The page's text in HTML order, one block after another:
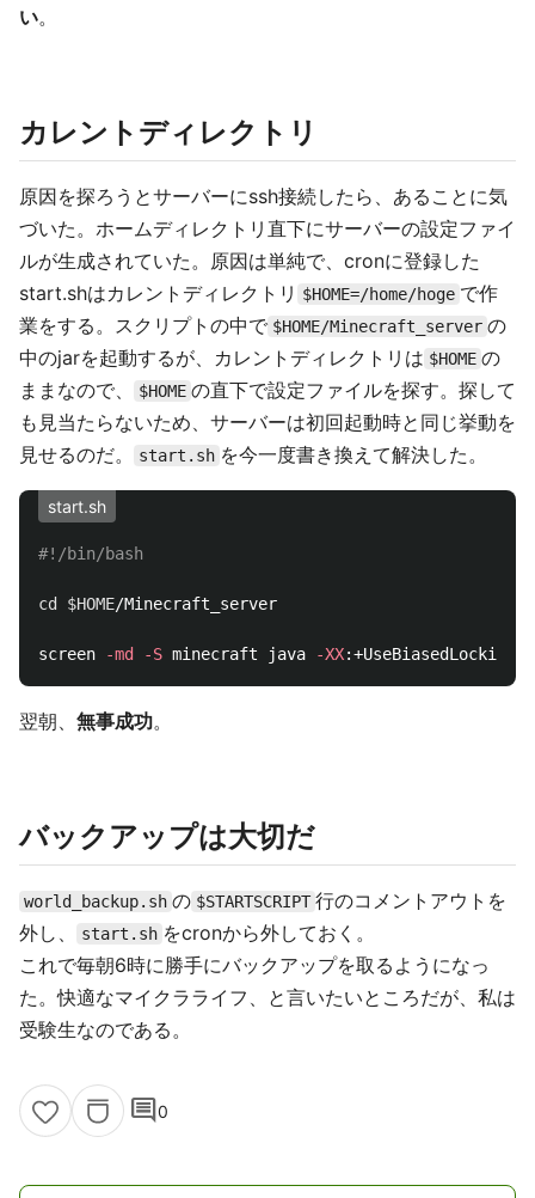
い。
カレントディレクトリ
原因を探ろうとサーバーにssh接続したら、あることに気
づいた。ホームディレクトリ直下にサーバーの設定ファイ
ルが生成されていた。原因は単純で、cronに登録した
start.shはカレントディレクトリ $HOME=/home/hoge で作
業をする。スクリプトの中で $HOME/Minecraft_server の
中のjarを起動するが、カレントディレクトリは $HOME の
ままなので、
$HOME の直下で設定ファイルを探す。探して
も見当たらないため、サーバーは初回起動時と同じ挙動を
見せるのだ。
start.sh を今一度書き換えて解決した。
start.sh
#!/bin/bash
cd $HOME/Minecraft_server
screen -md -S minecraft java -XX:+UseBiasedLocking
翌朝、 無事成功。
バックアップは大切だ
world_backup.sh の $STARTSCRIPT 行のコメントアウトを
外し、
start.sh をcronから外しておく。
これで毎朝6時に勝手にバックアップを取るようになっ
た。快適なマイクラライフ、と言いたいところだが、私は
受験生なのである。
comment0